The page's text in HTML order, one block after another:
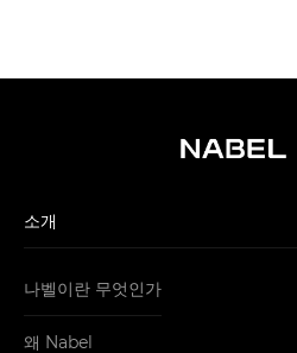
소개
나벨이란 무엇인가
왜 Nabel